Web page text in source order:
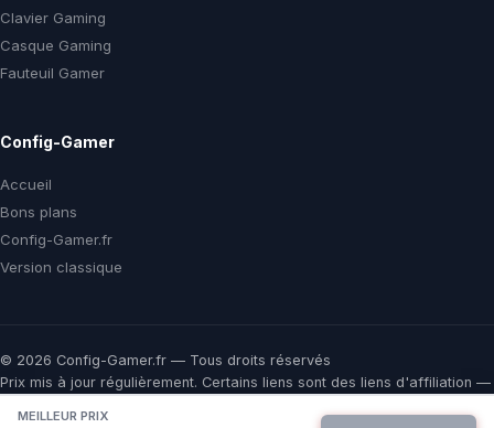
MEILLEUR PRIX
Clavier Gaming
Casque Gaming
Fauteuil Gamer
Config-Gamer
Accueil
Bons plans
Config-Gamer.fr
Version classique
© 2026 Config-Gamer.fr — Tous droits réservés
Prix mis à jour régulièrement. Certains liens sont des liens d'affiliation —